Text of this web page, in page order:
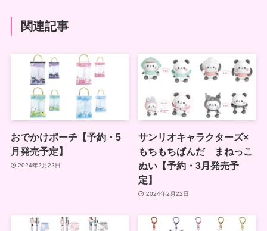
関連記事
おでかけポーチ【予約・5
月発売予定】
2024年2月22日
サンリオキャラクターズ×
もちもちぱんだ まねっこ
ぬい【予約・3月発売予
定】
2024年2月22日